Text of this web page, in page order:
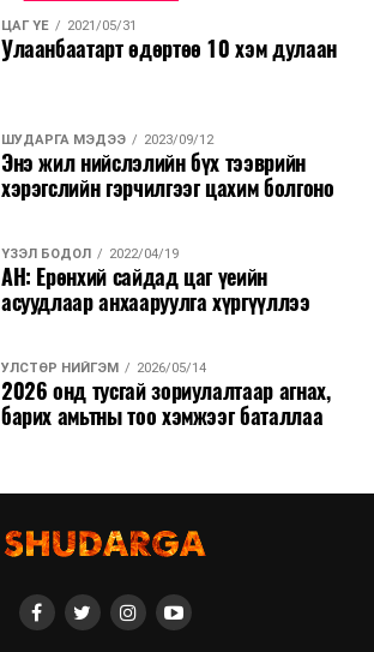
ЦАГ ҮЕ 2021/05/31
Улаанбаатарт өдөртөө 10 хэм дулаан
ШУДАРГА МЭДЭЭ 2023/09/12
Энэ жил нийслэлийн бүх тээврийн
хэрэгслийн гэрчилгээг цахим болгоно
ҮЗЭЛ БОДОЛ 2022/04/19
АН: Ерөнхий сайдад цаг үеийн
асуудлаар анхааруулга хүргүүллээ
УЛСТӨР НИЙГЭМ 2026/05/14
2026 онд тусгай зориулалтаар агнах,
барих амьтны тоо хэмжээг баталлаа